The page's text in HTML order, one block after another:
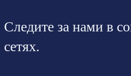
Следите за нами в
сетях.